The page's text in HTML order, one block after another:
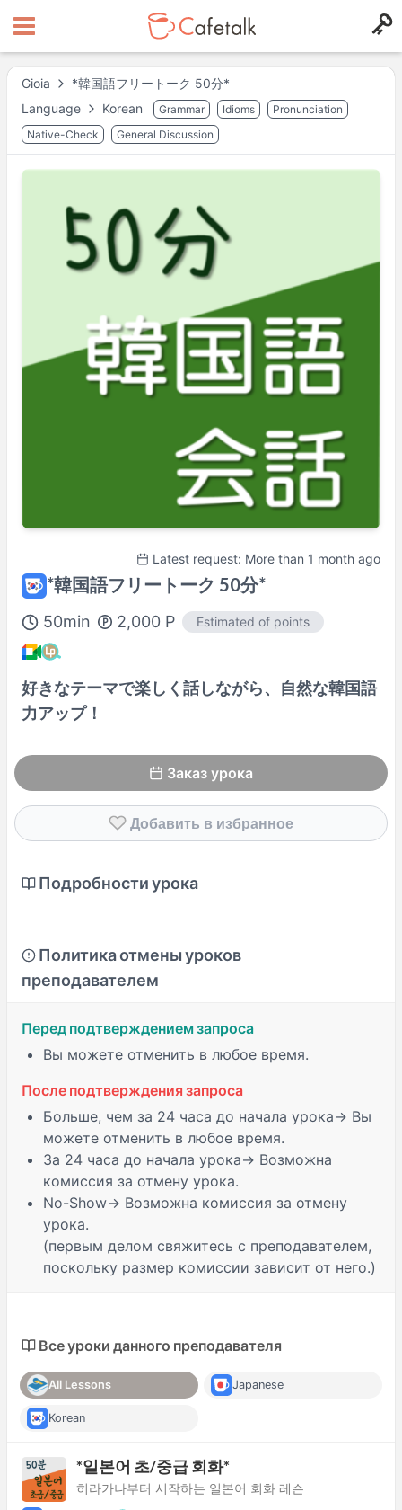
Gioia
*韓国語フリートーク 50分*
Language
Korean Grammar Idioms
Pronunciation
Native-Check
General Discussion
Latest request: More than 1 month ago
*韓国語フリートーク 50分*
50min 2,000 P Estimated of points
好きなテーマで楽しく話しながら、自然な韓国語
力アップ！
Заказ урока
Добавить в избранное
Подробности урока
Политика отмены уроков
преподавателем
Перед подтверждением запроса
Вы можете отменить в любое время.
После подтверждения запроса
Больше, чем за 24 часа до начала урока→ Вы
можете отменить в любое время.
За 24 часа до начала урока→ Возможна
комиссия за отмену урока.
No-Show→ Возможна комиссия за отмену
урока.
(первым делом свяжитесь с преподавателем,
поскольку размер комиссии зависит от него.)
Все уроки данного преподавателя
All Lessons Japanese
Korean
*일본어 초/중급 회화*
히라가나부터 시작하는 일본어 회화 레슨